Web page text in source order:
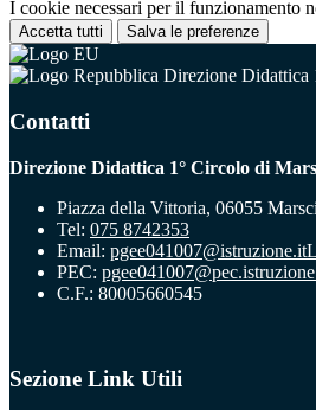
I cookie necessari per il funzionamento
Accetta tutti Salva le preferenze
Direzione Didattica
Contatti
Direzione Didattica 1° Circolo di
Piazza della Vittoria, 06055
Tel: 075 8742353
Email: pgee041007@istruzione.it
PEC:
C.F.: 80005660545
Sezione Link Utili